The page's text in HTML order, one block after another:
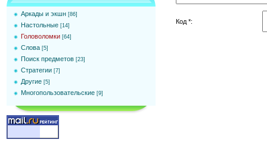
Аркады и экшн [86]
Настольные [14]
Головоломки [64]
Слова [5]
Поиск предметов [23]
Стратегии [7]
Другие [5]
Многопользовательские [9]
Код *: